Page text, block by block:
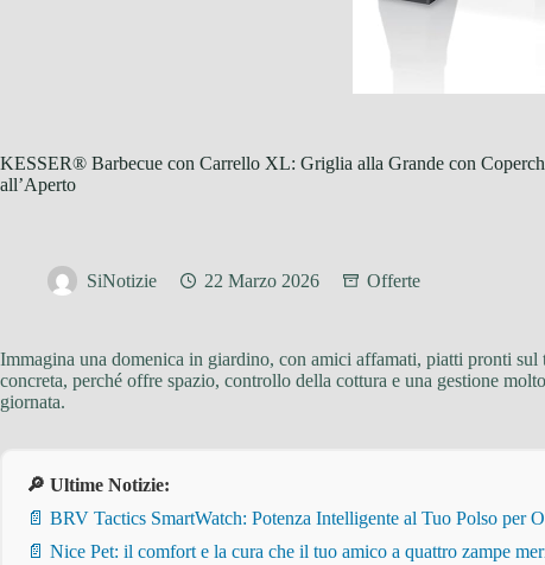
KESSER® Barbecue con Carrello XL: Griglia alla Grande con
all’Aperto
SiNotizie 22 Marzo 2026 Offerte
Immagina una domenica in giardino, con amici affamati, piatti pronti
concreta, perché offre spazio, controllo della cottura e una gestione
giornata.
🔎 Ultime Notizie:
📄 BRV Tactics SmartWatch: Potenza Intelligente al Tuo Polso per
📄 Nice Pet: il comfort e la cura che il tuo amico a quattro zampe